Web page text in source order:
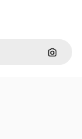
画像で